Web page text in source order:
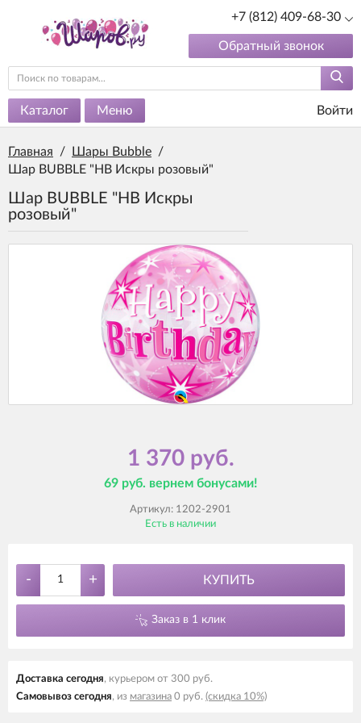
+7 (812) 409-68-30
Обратный звонок
Каталог Меню Войти
Главная / Шары Bubble /
Шар BUBBLE "HB Искры розовый"
Шар BUBBLE "HB Искры
розовый"
1 370 руб.
69 руб. вернем бонусами!
Артикул: 1202-2901
Есть в наличии
- + КУПИТЬ
Заказ в 1 клик
Доставка cегодня, курьером от 300 руб.
Самовывоз cегодня, из магазина 0 руб. (скидка 10%)